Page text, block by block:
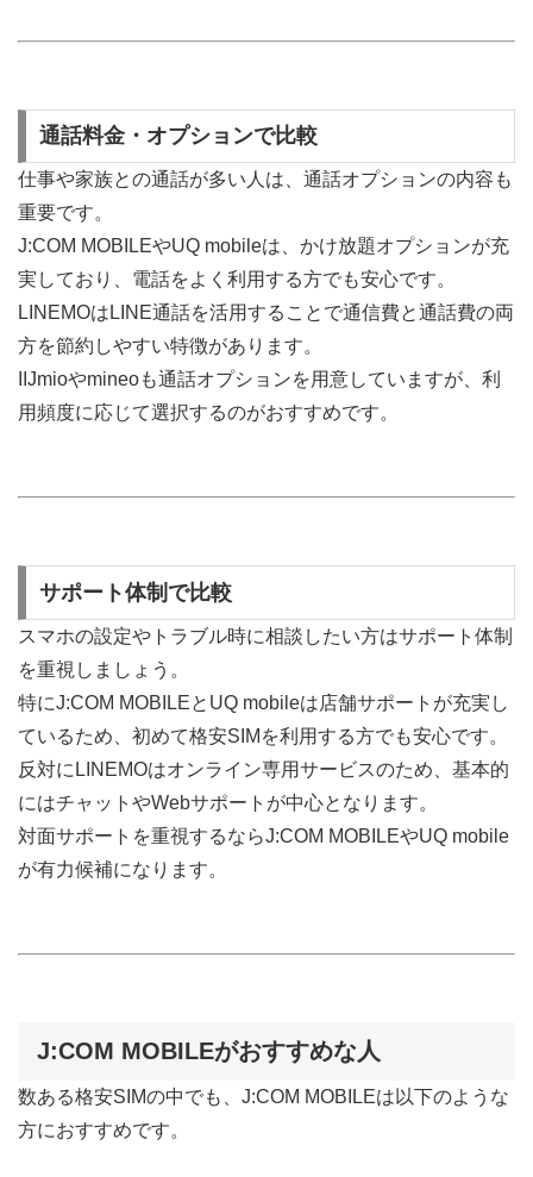
通話料金・オプションで比較
仕事や家族との通話が多い人は、通話オプションの内容も
重要です。
J:COM MOBILEやUQ mobileは、かけ放題オプションが充
実しており、電話をよく利用する方でも安心です。
LINEMOはLINE通話を活用することで通信費と通話費の両
方を節約しやすい特徴があります。
IIJmioやmineoも通話オプションを用意していますが、利
用頻度に応じて選択するのがおすすめです。
サポート体制で比較
スマホの設定やトラブル時に相談したい方はサポート体制
を重視しましょう。
特にJ:COM MOBILEとUQ mobileは店舗サポートが充実し
ているため、初めて格安SIMを利用する方でも安心です。
反対にLINEMOはオンライン専用サービスのため、基本的
にはチャットやWebサポートが中心となります。
対面サポートを重視するならJ:COM MOBILEやUQ mobile
が有力候補になります。
J:COM MOBILEがおすすめな人
数ある格安SIMの中でも、J:COM MOBILEは以下のような
方におすすめです。